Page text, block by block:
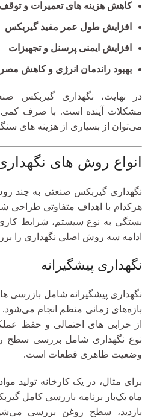
کاهش هزینه‌ های تعمیرات و
افزایش طول عمر مفید گیربکس
افزایش ایمنی پرسنل و تجهیزات
بهبود راندمان انرژی و کاهش
در نهایت، نگهداری گیربکس
مشکلات آینده است. با صرف کمی
می‌توان از بسیاری از هزینه‌ های
انواع روش های
نگهداری گیربکس صنعتی به چند
هرکدام با اهداف متفاوتی طراحی
بستگی به نوع سیستم، شرایط
ادامه سه روش اصلی نگهداری را
نگهداری پیشگیرانه
نگهداری پیشگیرانه شامل بازرسی‌
بازه‌های زمانی منظم انجام
از خرابی‌ های احتمالی و حفظ
نوع نگهداری شامل بررسی سطح
وضعیت ظاهری قطعات است.
برای مثال، در یک کارخانه تولید
ماه یک‌بار برنامه بازرسی کامل
بازدید، سطح روغن بررسی